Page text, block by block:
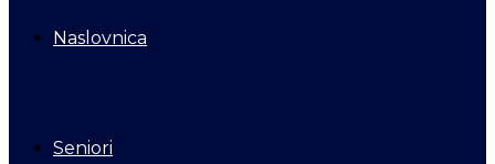
Naslovnica
Seniori